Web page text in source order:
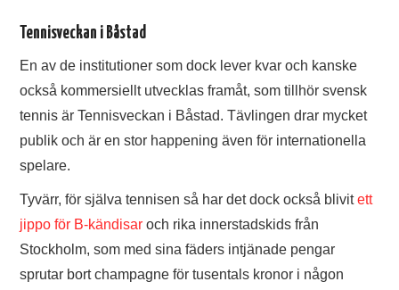
Tennisveckan i Båstad
En av de institutioner som dock lever kvar och kanske
också kommersiellt utvecklas framåt, som tillhör svensk
tennis är Tennisveckan i Båstad. Tävlingen drar mycket
publik och är en stor happening även för internationella
spelare.
Tyvärr, för själva tennisen så har det dock också blivitett
jippo för B-kändisar och rika innerstadskids från
Stockholm, som med sina fäders intjänade pengar
sprutar bort champagne för tusentals kronor i någon